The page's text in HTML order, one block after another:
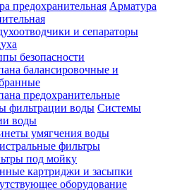
Арматура
и сепараторы
безопасности
балансировочные и
предохранительные
Системы
воды
умягчения воды
фильтры
под мойку
картриджи и засыпки
оборудование